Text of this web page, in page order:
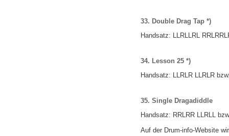
33. Double Drag Tap *)
Handsatz: LLRLLRL
34. Lesson 25 *)
Handsatz: LLRLR LLRLR
35. Single Dragadiddle
Handsatz: RRLRR LLRLL
Auf der Drum-info-Website